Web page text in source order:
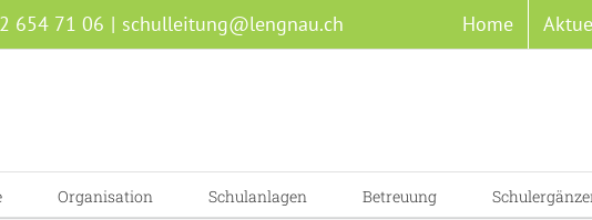
654 71 06 | schulleitung@lengnau.ch Home
Organisation Schulanlagen Betreuung